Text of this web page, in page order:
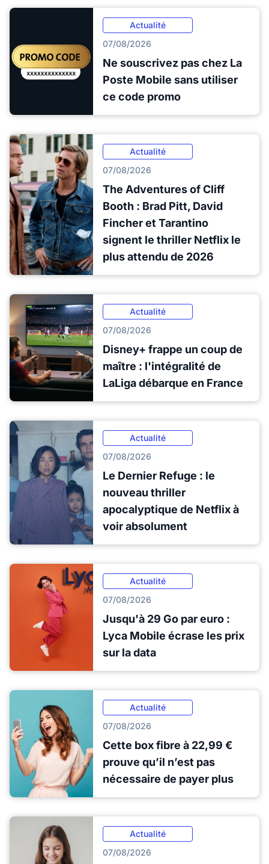
Actualité
07/08/2026
Ne souscrivez pas chez La
Poste Mobile sans utiliser
ce code promo
Actualité
07/08/2026
The Adventures of Cliff
Booth : Brad Pitt, David
Fincher et Tarantino
signent le thriller Netflix le
plus attendu de 2026
Actualité
07/08/2026
Disney+ frappe un coup de
maître : l'intégralité de
LaLiga débarque en France
Actualité
07/08/2026
Le Dernier Refuge : le
nouveau thriller
apocalyptique de Netflix à
voir absolument
Actualité
07/08/2026
Jusqu'à 29 Go par euro :
Lyca Mobile écrase les prix
sur la data
Actualité
07/08/2026
Cette box fibre à 22,99 €
prouve qu’il n’est pas
nécessaire de payer plus
Actualité
07/08/2026